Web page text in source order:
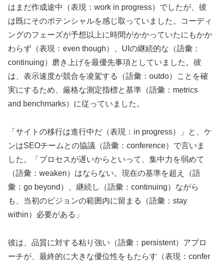
はまだ作成途中（表現：work in progress）でしたが、彼
は既にそのポテンシャルを感じ取っていました。コーディ
ングのフェーズが予想以上に時間がかかっていたにもかか
わらず（表現：even though）、UIの継続的な（語彙：
continuing）磨き上げを最優先事項としていました。彼
は、表示速度が競合を凌駕する（語彙：outdo）ことを確
実にするため、厳格な測定指標と基準（語彙：metrics
and benchmarks）に従っていました。
「サイトの移行は進行中だ（表現：in progress）」と、ケ
ンはSEOチームとの協議（語彙：conference）で言いま
した。「プロセスが遅いからといって、集中力を弱めて
（語彙：weaken）はならない。現在の基準を超え（語
彙：go beyond）、継続し（語彙：continuing）ながら
も、当初のビジョンの範囲内に留まる（語彙：stay
within）必要がある」
彼は、品質に対する粘り強い（語彙：persistent）アプロ
ーチが、最終的に大きな優位性をもたらす（表現：confer